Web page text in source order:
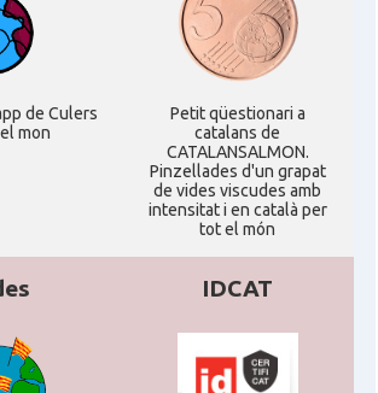
Oficina Exterior de Catalunya a
Stuttgart
Delegació del Govern a Alemanya
Consolat general a Dusseldorf
Consolat general a Hamburg
de Culers
mon
Petit qüestionari a
catalans de
CATALANSALMON.
Pinzellades d'un grapat
de vides viscudes amb
intensitat i en català per
tot el món
IDCAT